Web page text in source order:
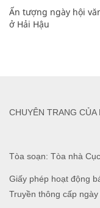
Ấn tượng ngày hội
ở Hải Hậu
Tòa soạn: Tòa nhà
Giấy phép hoạt động
Truyền thông cấp ngày
CHUYÊN TRANG CỦA